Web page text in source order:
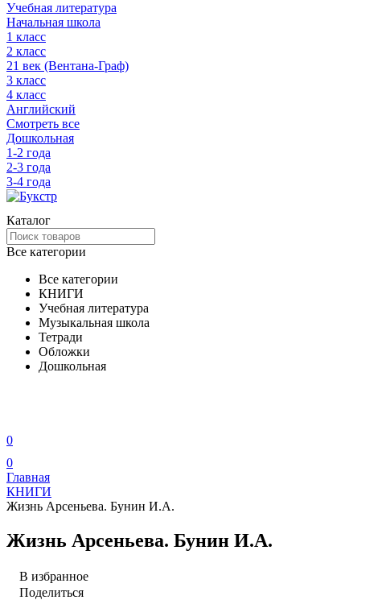
Учебная литература
Начальная школа
1 класс
2 класс
21 век (Вентана-Граф)
3 класс
4 класс
Английский
Смотреть все
Дошкольная
1-2 года
2-3 года
3-4 года
Каталог
Все категории
Все категории
КНИГИ
Учебная литература
Музыкальная школа
Тетради
Обложки
Дошкольная
0
0
Главная
КНИГИ
Жизнь Арсеньева. Бунин И.А.
Жизнь Арсеньева. Бунин И.А.
В избранное
Поделиться